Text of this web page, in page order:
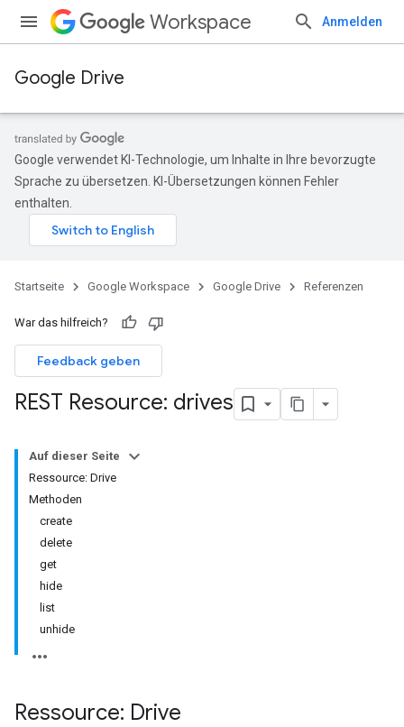
Workspace Anmelden
Google Drive
Google verwendet KI-Technologie, um Inhalte in Ihre bevorzugte
Sprache zu übersetzen. KI-Übersetzungen können Fehler
enthalten.
Startseite Google Workspace Google Drive Referenzen
War das hilfreich?
Feedback geben
REST Resource: drives
Auf dieser Seite
Ressource: Drive
Methoden
create
delete
get
hide
list
unhide
Ressource: Drive